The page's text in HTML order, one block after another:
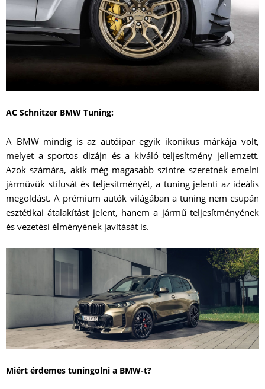
AC Schnitzer BMW Tuning:
A BMW mindig is az autóipar egyik ikonikus márkája volt,
melyet a sportos dizájn és a kiváló teljesítmény jellemzett.
Azok számára, akik még magasabb szintre szeretnék emelni
járművük stílusát és teljesítményét, a tuning jelenti az ideális
megoldást. A prémium autók világában a tuning nem csupán
esztétikai átalakítást jelent, hanem a jármű teljesítményének
és vezetési élményének javítását is.
Miért érdemes tuningolni a BMW-t?